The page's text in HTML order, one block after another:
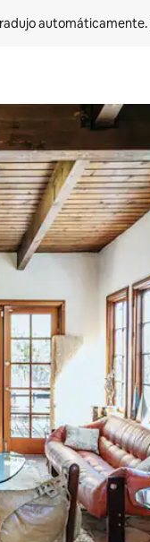
automáticamente.
de las flechas hacia